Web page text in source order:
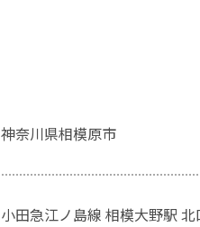
神奈川県相模原市
小田急江ノ島線 相模大野駅 北